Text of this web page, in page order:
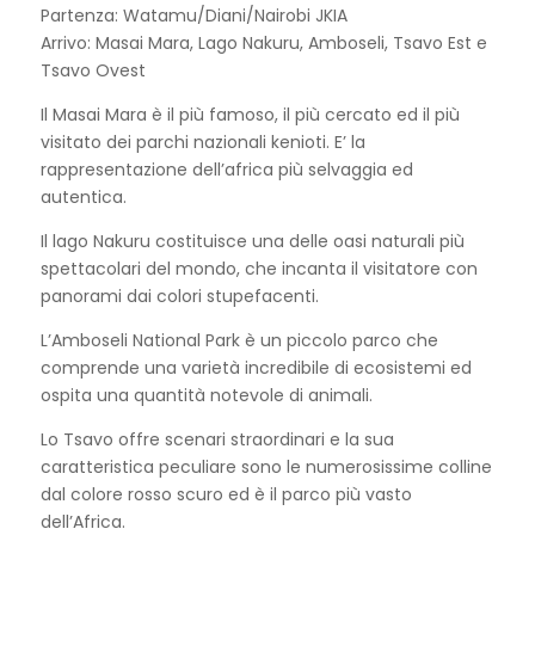
Partenza: Watamu/Diani/Nairobi JKIA
Arrivo: Masai Mara, Lago Nakuru, Amboseli, Tsavo Est e
Tsavo Ovest
Il Masai Mara è il più famoso, il più cercato ed il più
visitato dei parchi nazionali kenioti. E’ la
rappresentazione dell’africa più selvaggia ed
autentica.
Il lago Nakuru costituisce una delle oasi naturali più
spettacolari del mondo, che incanta il visitatore con
panorami dai colori stupefacenti.
L’Amboseli National Park è un piccolo parco che
comprende una varietà incredibile di ecosistemi ed
ospita una quantità notevole di animali.
Lo Tsavo offre scenari straordinari e la sua
caratteristica peculiare sono le numerosissime colline
dal colore rosso scuro ed è il parco più vasto
dell’Africa.